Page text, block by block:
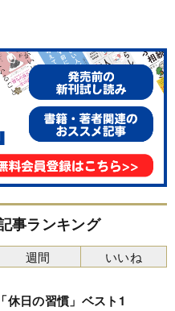
事ランキング
休日の習慣」ベスト1
週間 いいね